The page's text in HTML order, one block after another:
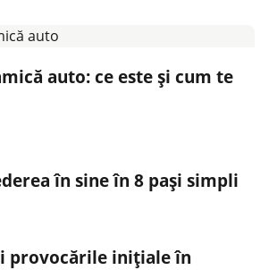
auto: ce este și cum te
în sine în 8 pași simpli
provocările inițiale în